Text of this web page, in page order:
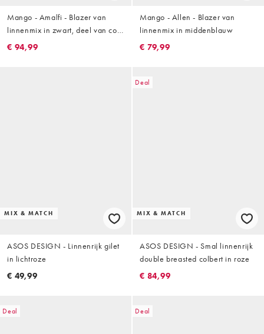
Mango - Amalfi - Blazer van
linnenmix in zwart, deel van co-
ord set
€ 94,99
Mango - Allen - Blazer van
linnenmix in middenblauw
€ 79,99
MIX & MATCH
ASOS DESIGN - Linnenrijk gilet
in lichtroze
€ 49,99
Deal
MIX & MATCH
ASOS DESIGN - Smal linnenrijk
double breasted colbert in roze
€ 84,99
Deal Deal